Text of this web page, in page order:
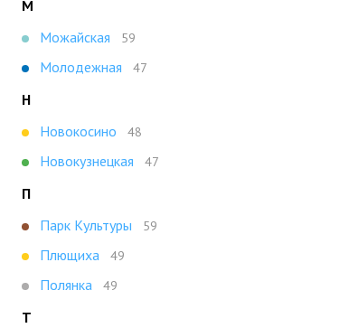
М
Можайская
59
Молодежная 47
Н
Новокосино
48
Новокузнецкая 47
П
Парк Культуры
59
Плющиха 49
Полянка 49
Т